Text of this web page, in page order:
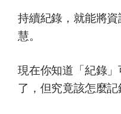
持續紀錄，就能將
慧。
現在你知道「紀錄
了，但究竟該怎麼記